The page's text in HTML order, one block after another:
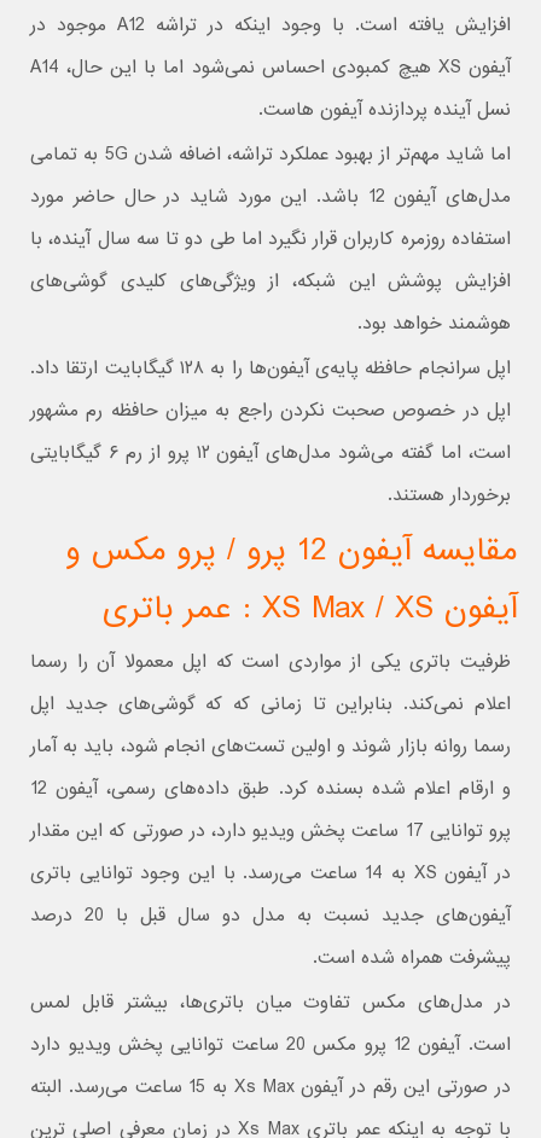
افزایش یافته است. با وجود اینکه در تراشه A12 موجود در
آیفون XS هیچ کمبودی احساس نمی‌شود اما با این حال، A14
نسل آینده پردازنده آیفون هاست.
اما شاید مهم‌تر از بهبود عملکرد تراشه، اضافه شدن 5G به تمامی
مدل‌های آیفون 12 باشد. این مورد شاید در حال حاضر مورد
استفاده روزمره کاربران قرار نگیرد اما طی دو تا سه سال آینده، با
افزایش پوشش این شبکه، از ویژگی‌های کلیدی گوشی‌های
هوشمند خواهد بود.
اپل سرانجام حافظه پایه‌ی آیفون‌ها را به ۱۲۸ گیگابایت ارتقا داد.
اپل در خصوص صحبت نکردن راجع به میزان حافظه رم مشهور
است، اما گفته می‌شود مدل‌های آیفون ۱۲ پرو از رم ۶ گیگابایتی
برخوردار هستند.
مقایسه آیفون 12 پرو / پرو مکس و
آیفون XS Max / XS : عمر باتری
ظرفیت باتری یکی از مواردی است که اپل معمولا آن را رسما
اعلام نمی‌کند. بنابراین تا زمانی که که گوشی‌های جدید اپل
رسما روانه بازار شوند و اولین تست‌های انجام شود، باید به آمار
و ارقام اعلام شده بسنده کرد. طبق داده‌های رسمی، آیفون 12
پرو توانایی 17 ساعت پخش ویدیو دارد، در صورتی که این مقدار
در آیفون XS به 14 ساعت می‌رسد. با این وجود توانایی باتری
آیفون‌های جدید نسبت به مدل دو سال قبل با 20 درصد
پیشرفت همراه شده است.
در مدل‌های مکس تفاوت میان باتری‌ها، بیشتر قابل لمس
است. آیفون 12 پرو مکس 20 ساعت توانایی پخش ویدیو دارد
در صورتی این رقم در آیفون Xs Max به 15 ساعت می‌رسد. البته
با توجه به اینکه عمر باتری Xs Max در زمان معرفی اصلی ترین